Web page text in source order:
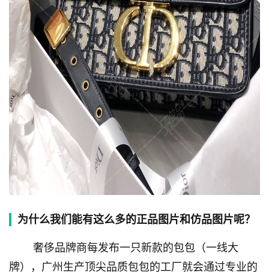
为什么我们能有这么多的正品图片和仿品图片呢？
奢侈品牌商每发布一只新款的包包（一线大
牌），广州生产顶尖品质包包的工厂就会通过专业的